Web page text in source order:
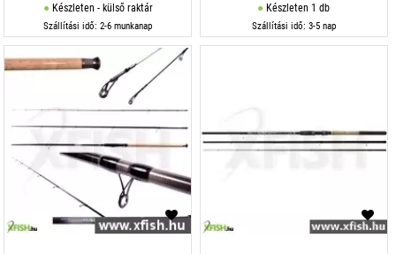
Készleten - külső raktár
Szállítási idő: 2-6 munkanap
Készleten 1 db
Szállítási idő: 3-5 nap